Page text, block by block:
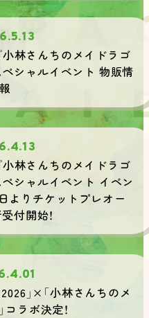
小林さんちのメイドラゴ
シャルイベント 物販情
報
小林さんちのメイドラゴ
シャルイベント イベン
よりチケットプレオー
付開始！
」×「小林さんちのメ
コラボ決定！